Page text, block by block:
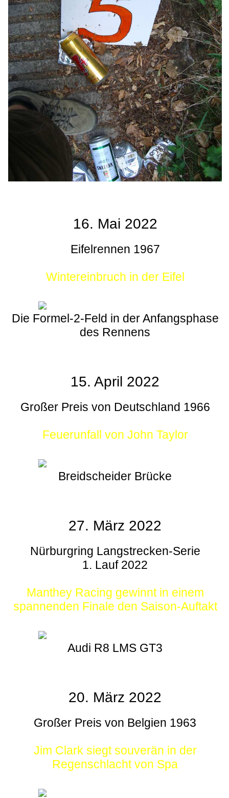
16. Mai 2022
Eifelrennen 1967
Wintereinbruch in der Eifel
Die Formel-2-Feld in der Anfangsphase
des Rennens
15. April 2022
Großer Preis von Deutschland 1966
Feuerunfall von John Taylor
Breidscheider Brücke
27. März 2022
Nürburgring Langstrecken-Serie
1. Lauf 2022
Manthey Racing gewinnt in einem
spannenden Finale den Saison-Auftakt
Audi R8 LMS GT3
20. März 2022
Großer Preis von Belgien 1963
Jim Clark siegt souverän in der
Regenschlacht von Spa